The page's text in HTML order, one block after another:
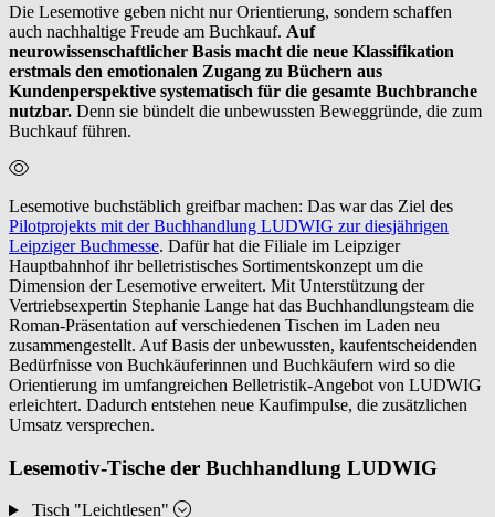
Die Lesemotive geben nicht nur Orientierung, sondern schaffen
auch nachhaltige Freude am Buchkauf. Auf
neurowissenschaftlicher Basis macht die neue Klassifikation
erstmals den emotionalen Zugang zu Büchern aus
Kundenperspektive systematisch für die gesamte Buchbranche
nutzbar. Denn sie bündelt die unbewussten Beweggründe, die zum
Buchkauf führen.
Lesemotive buchstäblich greifbar machen: Das war das Ziel des
Pilotprojekts mit der Buchhandlung LUDWIG zur diesjährigen
Leipziger Buchmesse. Dafür hat die Filiale im Leipziger
Hauptbahnhof ihr belletristisches Sortimentskonzept um die
Dimension der Lesemotive erweitert. Mit Unterstützung der
Vertriebsexpertin Stephanie Lange hat das Buchhandlungsteam die
Roman-Präsentation auf verschiedenen Tischen im Laden neu
zusammengestellt. Auf Basis der unbewussten, kaufentscheidenden
Bedürfnisse von Buchkäuferinnen und Buchkäufern wird so die
Orientierung im umfangreichen Belletristik-Angebot von LUDWIG
erleichtert. Dadurch entstehen neue Kaufimpulse, die zusätzlichen
Umsatz versprechen.
Lesemotiv-Tische der Buchhandlung LUDWIG
Tisch "Leichtlesen"